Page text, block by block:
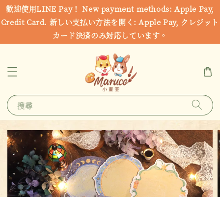
歡迎使用LINE Pay！ New payment methods: Apple Pay,
Credit Card. 新しい支払い方法を開く: Apple Pay, クレジット
カード決済のみ対応しています。
搜尋